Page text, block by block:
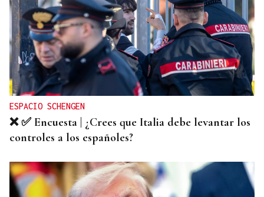
ESPACIO SCHENGEN
❌ ✅ Encuesta | ¿Crees que Italia debe levantar los
controles a los españoles?